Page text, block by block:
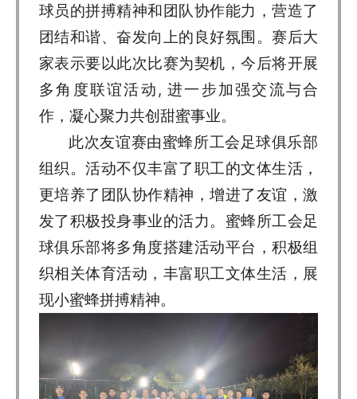
球员的拼搏精神和团队协作能力，营造了
团结和谐、奋发向上的良好氛围。赛后大
家表示要以此次比赛为契机，今后将开展
多角度联谊活动, 进一步加强交流与合
作，凝心聚力共创甜蜜事业。
此次友谊赛由蜜蜂所工会足球俱乐部
组织。活动不仅丰富了职工的文体生活，
更培养了团队协作精神，增进了友谊，激
发了积极投身事业的活力。蜜蜂所工会足
球俱乐部将多角度搭建活动平台，积极组
织相关体育活动，丰富职工文体生活，展
现小蜜蜂拼搏精神。